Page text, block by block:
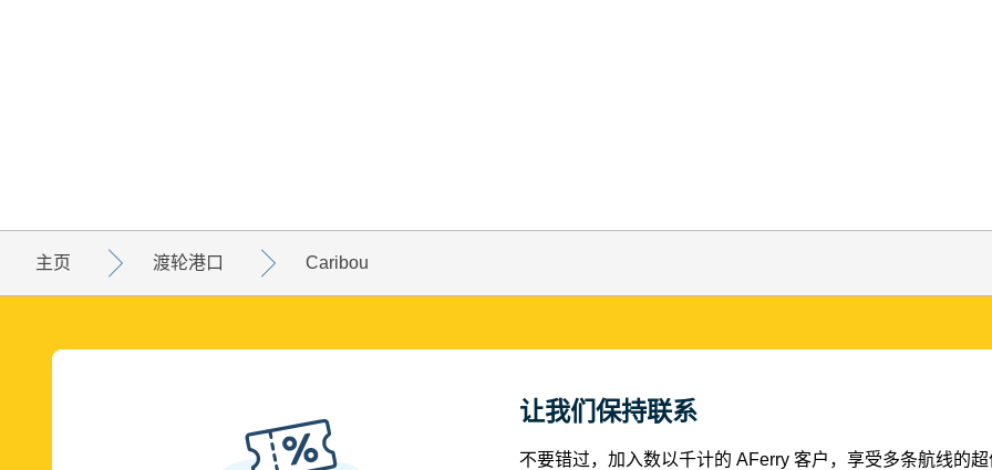
主页 渡轮港口 Caribou
让我们保持联系
不要错过，加入数以千计的 AFerry 客户，享受多条航线的